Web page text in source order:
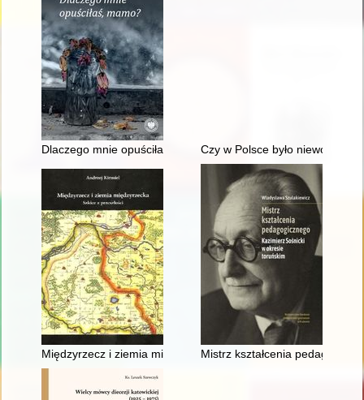
Dlaczego mnie opuściłaś, mamo?Czy w Polsce było
Międzyrzecz i ziemia międzyrzecka : szkice z przeszłości
Mistrz kształcenia